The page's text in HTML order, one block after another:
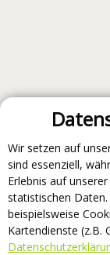
Wir setzen auf
sind essenziell,
Erlebnis auf
statistischen
beispielsweise
Kartendienste (z.B.